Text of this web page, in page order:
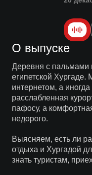
О выпуске
Деревня с пальмами
египетской
интернетом, а
расслабленная
пафосу, а
недорого.
Выясняем, есть ли
отдыха и Хургадой
знать туристам,